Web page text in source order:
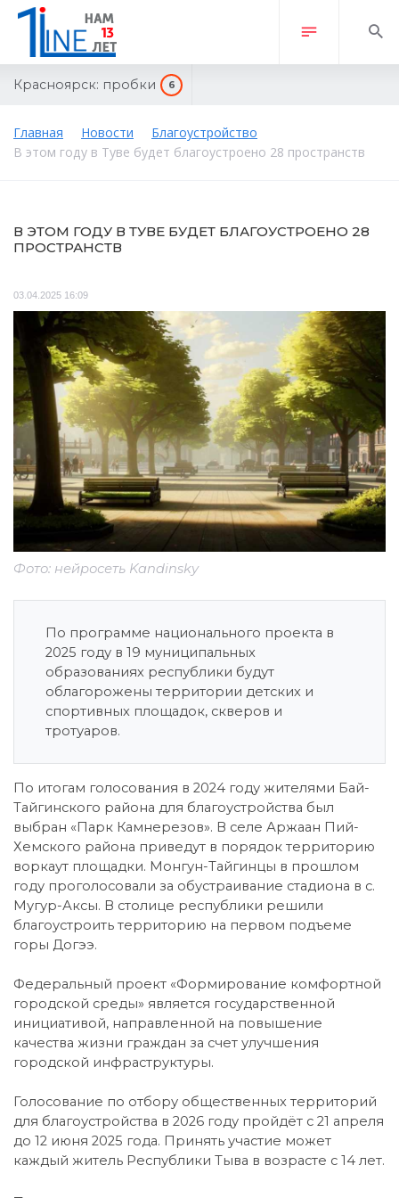
Красноярск: пробки 6
Главная Новости
Благоустройство
В этом году в Туве будет благоустроено 28 пространств
В ЭТОМ ГОДУ В ТУВЕ БУДЕТ БЛАГОУСТРОЕНО 28
ПРОСТРАНСТВ
03.04.2025 16:09
Фото: нейросеть Kandinsky
По программе национального проекта в
2025 году в 19 муниципальных
образованиях республики будут
облагорожены территории детских и
спортивных площадок, скверов и
тротуаров.
По итогам голосования в 2024 году жителями Бай-
Тайгинского района для благоустройства был
выбран «Парк Камнерезов». В селе Аржаан Пий-
Хемского района приведут в порядок территорию
воркаут площадки. Монгун-Тайгинцы в прошлом
году проголосовали за обустраивание стадиона в с.
Мугур-Аксы. В столице республики решили
благоустроить территорию на первом подъеме
горы Догээ.
Федеральный проект «Формирование комфортной
городской среды» является государственной
инициативой, направленной на повышение
качества жизни граждан за счет улучшения
городской инфраструктуры.
Голосование по отбору общественных территорий
для благоустройства в 2026 году пройдёт с 21 апреля
до 12 июня 2025 года. Принять участие может
каждый житель Республики Тыва в возрасте с 14 лет.